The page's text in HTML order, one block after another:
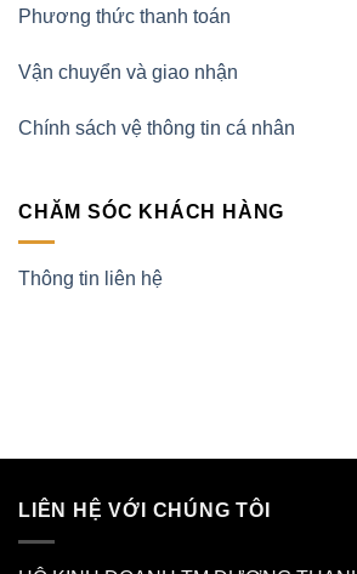
Phương thức thanh toán
Vận chuyển và giao nhận
Chính sách vệ thông tin cá nhân
CHĂM SÓC KHÁCH HÀNG
Thông tin liên hệ
LIÊN HỆ VỚI CHÚNG TÔI